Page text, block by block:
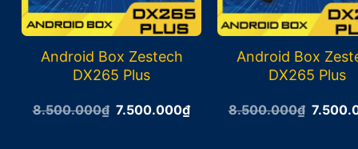
Android Box Zestech
DX265 Plus
8.500.000₫ Giá
7.500.000₫Giá
Android Box
DX265 Plus
8.500.000₫ Giá